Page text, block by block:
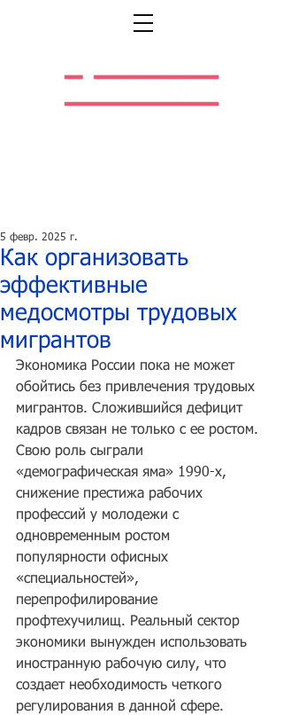
Как организовать
эффективные
медосмотры трудовых
мигрантов
5 февр. 2025 г.
Экономика России пока не может
обойтись без привлечения трудовых
мигрантов. Сложившийся дефицит
кадров связан не только с ее ростом.
Свою роль сыграли
«демографическая яма» 1990-х,
снижение престижа рабочих
профессий у молодежи с
одновременным ростом
популярности офисных
«специальностей»,
перепрофилирование
профтехучилищ. Реальный сектор
экономики вынужден использовать
иностранную рабочую силу, что
создает необходимость четкого
регулирования в данной сфере.